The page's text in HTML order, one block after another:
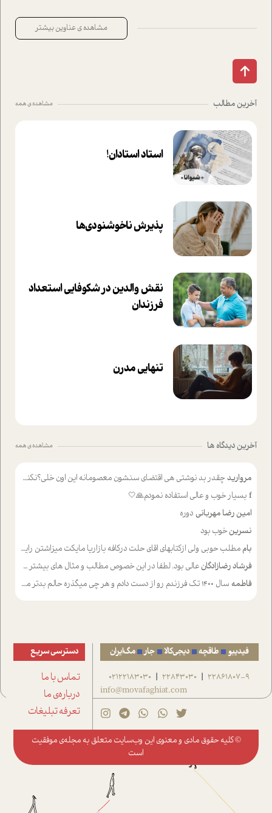
مشاهده ی عناوین بیشتر
آخرین مطالب مشاهده ی همه
استاد استادان!
پذیرش ناخوشنودی‌ها
نقش والدین در شکوفا‌یی ا‌ستعداد
فرزندان‌
تنهایی مدرن
آخرین دیدگاه ها مشاهده ی همه
مروارید چقدر بد نوشتی هی اقتضای سنشون معصومانه این اون خلی؟نکنه تا چهل سالگی پوشکت میکردن و شیر میخوردی که به اینا میگی کودک
f بسیار خوب و عالی استفاده نمودم🙏🤍
امین رضا مهربانی دوره
نسرینخوب بود
بام مطلب حوبی ولی ازکتابهای اقای حلت درکافه بازاریا مایکت میزاشتن رایگان خوب بود ولی هرکدام خلاصه شده ش تومجله از طریق سایت هم خوبه اینکه درزیر اخرصفحه گذاشته شده خب ادم خبره میره نصب میکنه میخونه ولی هرکسی گوشیش ظرفیتش نداره باتشکر
فرشاد رضازادگان عالی بود. لطفا در این خصوص مطالب و مثال های بیشتر ی ارایه دهید
فاطمه سال ۱۴۰۰ تک فرزندم رو از دست دادم و هر چی میگذره حالم بدتر میشه و دلتنگتر تنایی رو ترجیح دادم و معاشرت برام سخت شده
فیدیبو طاقچه دیجی‌کالا جار مگ‌ایران
22861807-9
|
22843030
|
02122183030
info@movafaghiat.com
دسترسی سریع
تماس با ما
درباره‌ی ما
تعرفه تبلیغات
© کلیه حقوق مادی و معنوی این وب‌سایت متعلق به مجله‌ی موفقیت
است